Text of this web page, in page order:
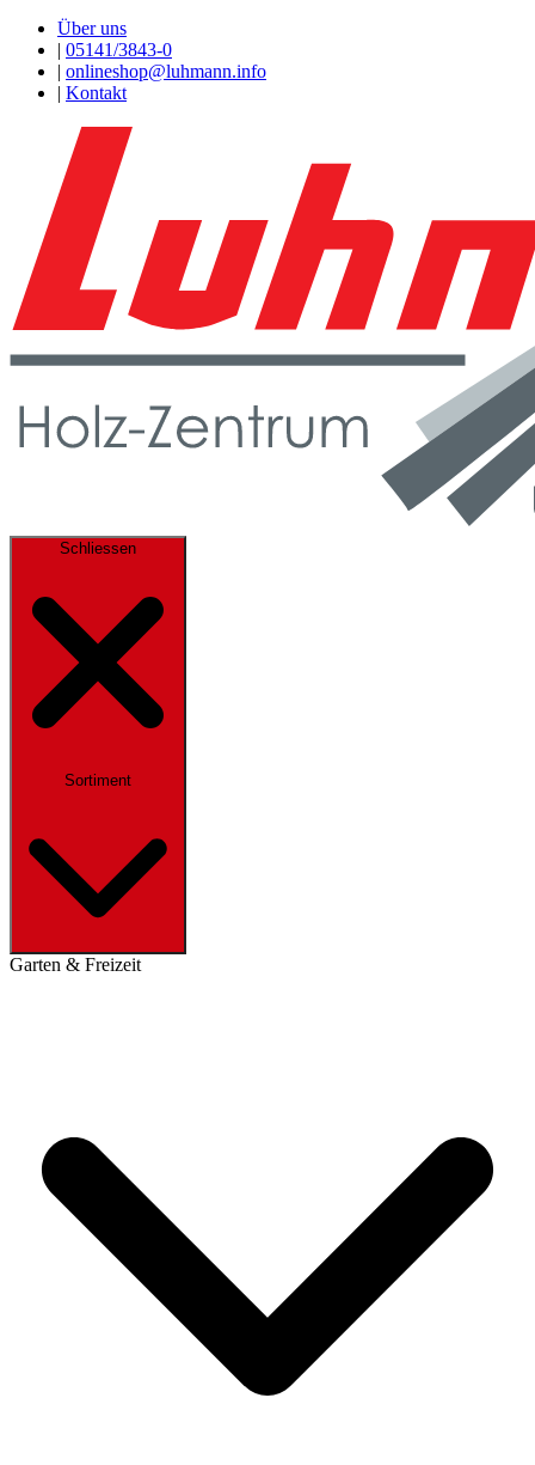
Über uns
| 05141/3843-0
| onlineshop@luhmann.info
| Kontakt
Schliessen
Sortiment
Garten & Freizeit